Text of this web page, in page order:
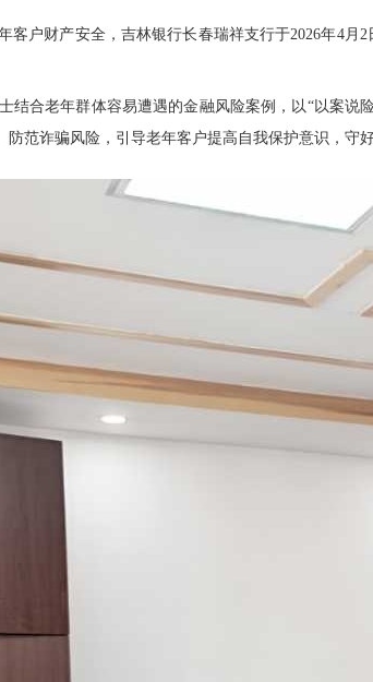
财产安全，吉林银行长春瑞祥支行于2026年4月
老年群体容易遭遇的金融风险案例，以“以案说
范诈骗风险，引导老年客户提高自我保护意识，守